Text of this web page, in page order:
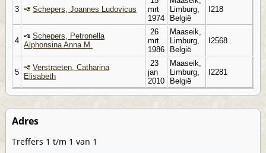
3 Schepers, Joannes Ludovicus
mrt
1974
Limburg,
België
I218
4
Schepers, Petronella
Alphonsina Anna M.
26
mrt
1986
Maaseik,
Limburg,
België
I2568
5
Verstraeten, Catharina
Elisabeth
23
jan
2010
Maaseik,
Limburg,
België
I2281
Adres
Treffers 1 t/m 1 van 1